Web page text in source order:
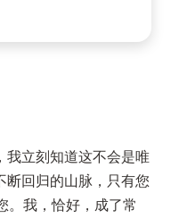
立刻知道这不会是唯
回归的山脉，只有您
。我，恰好，成了常